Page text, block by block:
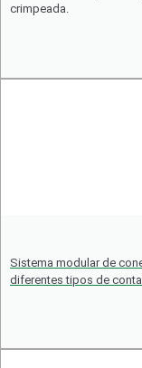
crimpeada.
Sistema modular de
diferentes tipos de